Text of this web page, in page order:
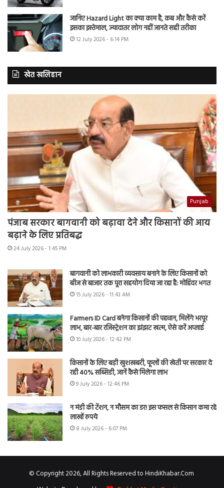
जानिए Hazard Light का क्या काम है, कब और कैसे करें
इसका इस्तेमाल, ज्यादातर लोग नहीं जानते सही तरीका
12 July 2026 - 6:14 PM
खेत खलिहान
Punjab
पंजाब सरकार बागवानी को बढ़ावा देने और किसानों की आय
बढ़ाने के लिए प्रतिबद्ध
24 July 2026 - 1:45 PM
बागवानी को लाभकारी व्यवसाय बनाने के लिए किसानों को
बीज से बाजार तक पूरा सहयोग दिया जा रहा है: मोहिंदर भगत
15 July 2026 - 11:43 AM
Farmers ID Card बनेगा किसानों की पहचान, मिलेंगे भरपूर
लाभ, बार-बार रजिस्ट्रेशन का झंझट खत्म, ऐसे करें अप्लाई
10 July 2026 - 12:42 PM
किसानों के लिए बड़ी खुशखबरी, फूलों की खेती पर सरकार दे
रही 40% सब्सिडी, जानें कैसे मिलेगा लाभ
9 July 2026 - 12:46 PM
न मंडी की टेंशन, न मौसम का डर! इस फसल से किसान कमा रहे
लाखों रुपये
8 July 2026 - 6:07 PM
© Copyright 2026, All Rights Reserved to HindiKhabar.Com